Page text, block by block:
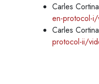
Carles
en-protocol-
Carles
protocol-ii/